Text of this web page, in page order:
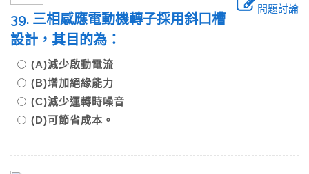
問題討論
39. 三相感應電動機轉子採用斜口槽
設計，其目的為：
(A)減少啟動電流
(B)增加絕緣能力
(C)減少運轉時噪音
(D)可節省成本。